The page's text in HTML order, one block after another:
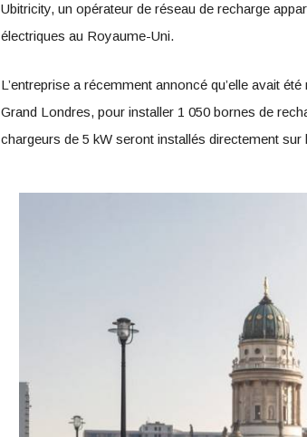
Ubitricity, un opérateur de réseau de recharge
électriques au Royaume-Uni.
L’entreprise a récemment annoncé qu’elle avait
Grand Londres, pour installer 1 050 bornes de
chargeurs de 5 kW seront installés directement sur